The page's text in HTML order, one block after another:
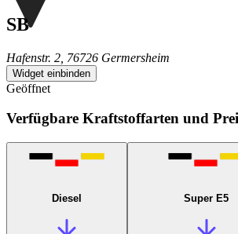
SB
Hafenstr. 2, 76726 Germersheim
Widget einbinden
Geöffnet
Verfügbare Kraftstoffarten und
Diesel Super E5